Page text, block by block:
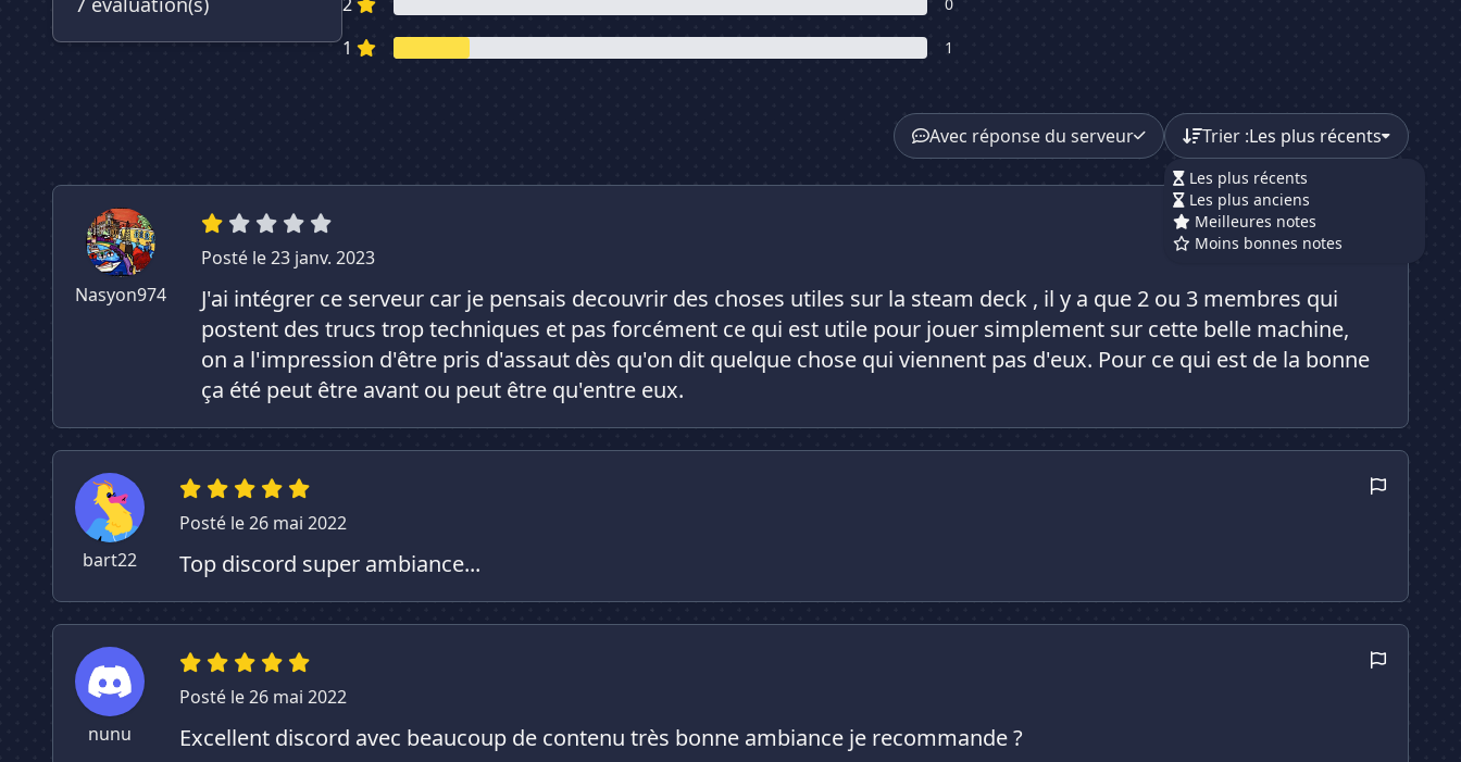
1 1
Avec réponse du serveur Trier :Les plus récents
Les plus récents
Les plus anciens
Meilleures notes
Moins bonnes notes
Nasyon974
Posté le 23 janv. 2023
J'ai intégrer ce serveur car je pensais decouvrir des choses utiles sur la steam deck , il y a que 2 ou 3 membres qui
postent des trucs trop techniques et pas forcément ce qui est utile pour jouer simplement sur cette belle machine,
on a l'impression d'être pris d'assaut dès qu'on dit quelque chose qui viennent pas d'eux. Pour ce qui est de la bonne
ça été peut être avant ou peut être qu'entre eux.
bart22
Posté le 26 mai 2022
Top discord super ambiance...
nunu
Posté le 26 mai 2022
Excellent discord avec beaucoup de contenu très bonne ambiance je recommande ?